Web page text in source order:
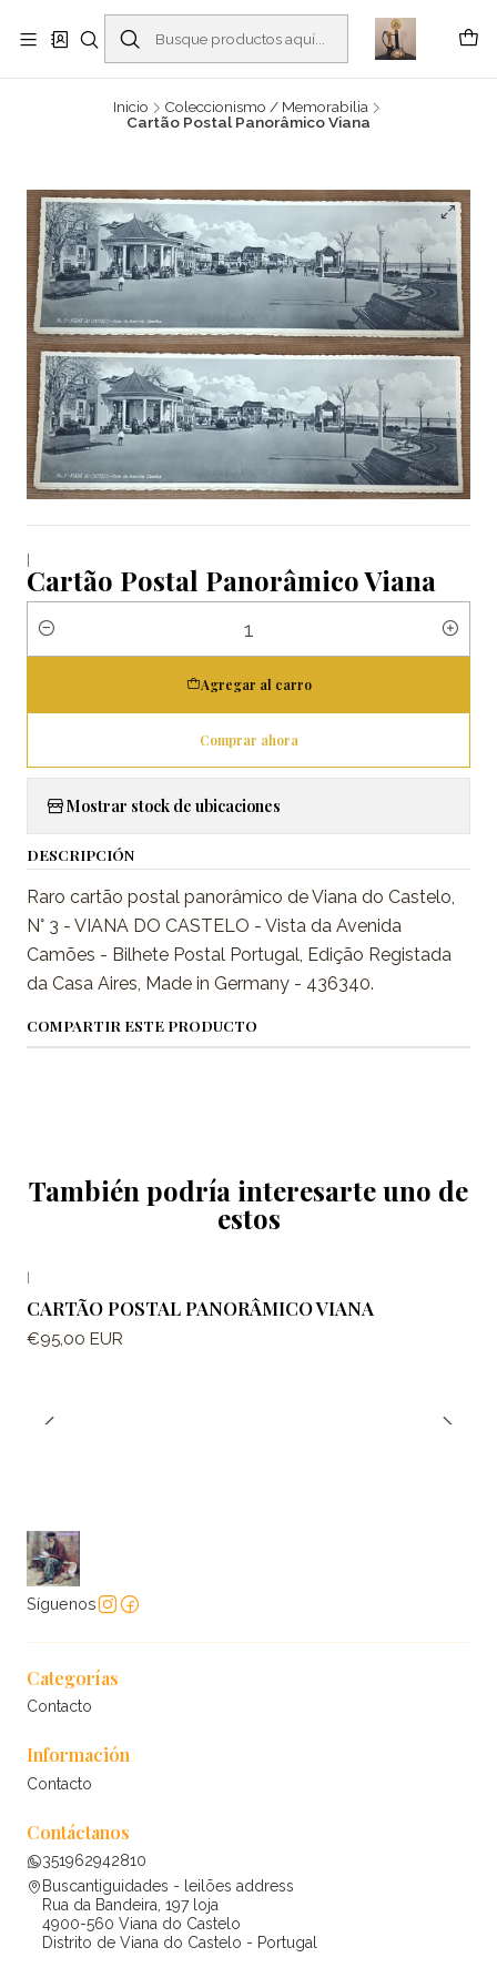
Buscantiguidades - Leilões. Colecionismo e antiguidades em Viana do
Castelo -
Leer más
Inicio
Coleccionismo / Memorabilia
Cartão Postal Panorâmico Viana
|
Cartão Postal Panorâmico Viana
Cantidad
Agregar al carro
Comprar ahora
Mostrar stock de ubicaciones
DESCRIPCIÓN
Raro cartão postal panorâmico de Viana do Castelo,
N° 3 - VIANA DO CASTELO - Vista da Avenida
Camões - Bilhete Postal Portugal, Edição Registada
da Casa Aires, Made in Germany - 436340.
COMPARTIR ESTE PRODUCTO
También podría interesarte uno de
estos
|
CARTÃO POSTAL PANORÂMICO VIANA
€95,00 EUR
Síguenos
Categorías
Contacto
Información
Contacto
Contáctanos
351962942810
Buscantiguidades - leilões address
Rua da Bandeira, 197 loja
4900-560 Viana do Castelo
Distrito de Viana do Castelo - Portugal